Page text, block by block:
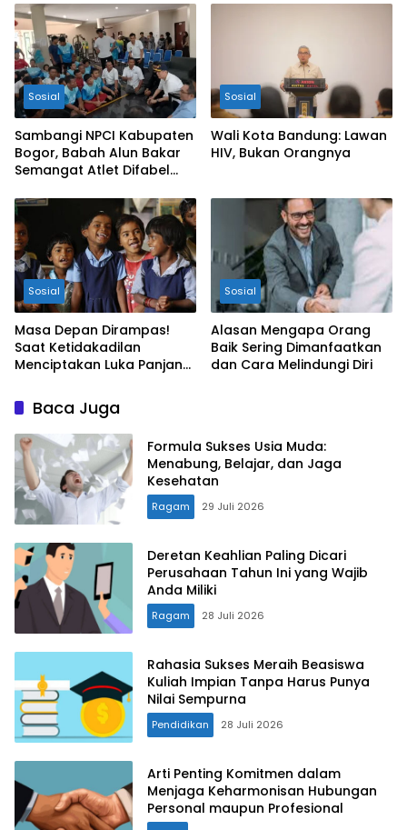
Bantuan ke Panti Asuhan
Sosial
Sambangi NPCI Kabupaten
Bogor, Babah Alun Bakar
Semangat Atlet Difabel
Sosial
Wali Kota Bandung: Lawan
HIV, Bukan Orangnya
Sosial
Masa Depan Dirampas!
Saat Ketidakadilan
Menciptakan Luka Panjang
Sosial
Alasan Mengapa Orang
Baik Sering Dimanfaatkan
dan Cara Melindungi Diri
Baca Juga
Formula Sukses Usia Muda:
Menabung, Belajar, dan Jaga
Kesehatan
Ragam 29 Juli 2026
Deretan Keahlian Paling Dicari
Perusahaan Tahun Ini yang Wajib
Anda Miliki
Ragam 28 Juli 2026
Rahasia Sukses Meraih Beasiswa
Kuliah Impian Tanpa Harus Punya
Nilai Sempurna
Pendidikan 28 Juli 2026
Arti Penting Komitmen dalam
Menjaga Keharmonisan Hubungan
Personal maupun Profesional